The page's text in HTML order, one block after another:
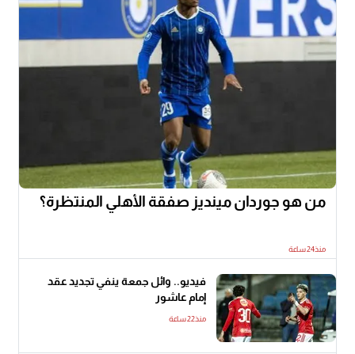
من هو جوردان مينديز صفقة الأهلي المنتظرة؟
منذ24 ساعة
فيديو.. وائل جمعة ينفي تجديد عقد
إمام عاشور
منذ22 ساعة